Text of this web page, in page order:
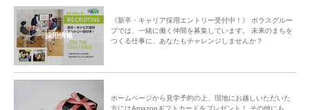
採用情報
《新卒・キャリア採用エントリー受付中！》 ポラスグルー
プでは、一緒に働く仲間を募集しています。 未来のまちを
つくる仕事に、あなたもチャレンジしませんか？
ホームページから見学予約の上、現地にお越しいただいた
方にはAmazonギフトカードをプレゼント！ その他にも、